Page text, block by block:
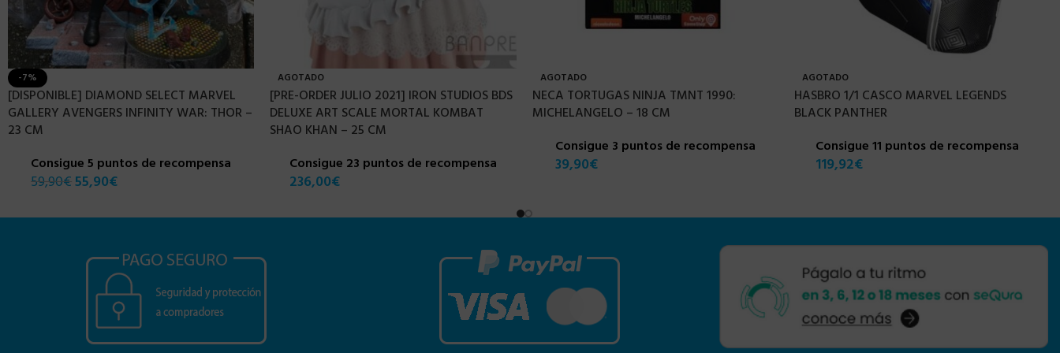
-7%
[DISPONIBLE] DIAMOND SELECT MARVEL
GALLERY AVENGERS INFINITY WAR: THOR –
23 CM
Consigue 5 puntos de recompensa
59,90€55,90€
AGOTADO
[PRE-ORDER JULIO 2021] IRON STUDIOS BDS
DELUXE ART SCALE MORTAL KOMBAT
SHAO KHAN – 25 CM
Consigue 23 puntos de recompensa
236,00€
AGOTADO
NECA TORTUGAS NINJA TMNT 1990:
MICHELANGELO – 18 CM
Consigue 3 puntos de recompensa
39,90€
AGOTADO
HASBRO 1/1 CASCO MARVEL LEGENDS
BLACK PANTHER
Consigue 11 puntos de recompensa
119,92€